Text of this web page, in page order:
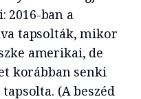
2016-ban a
tapsolták, mikor
amerikai, de
korábban senki
(A beszéd